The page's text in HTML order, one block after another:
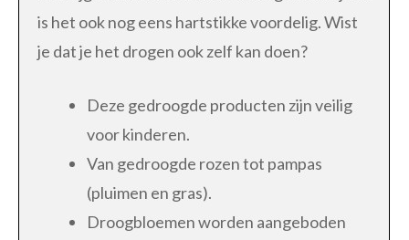
is het ook nog eens hartstikke voordelig. Wist
je dat je het drogen ook zelf kan doen?
Deze gedroogde producten zijn veilig
voor kinderen.
Van gedroogde rozen tot pampas
(pluimen en gras).
Droogbloemen worden aangeboden